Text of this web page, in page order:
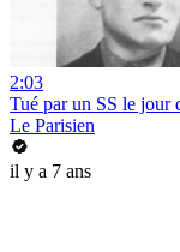
2:03
Tué par un SS le jour
Le Parisien
il y a 7 ans